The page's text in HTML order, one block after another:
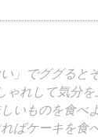
い」でググると
ゃれして気分
しいものを食
ばケーキを食